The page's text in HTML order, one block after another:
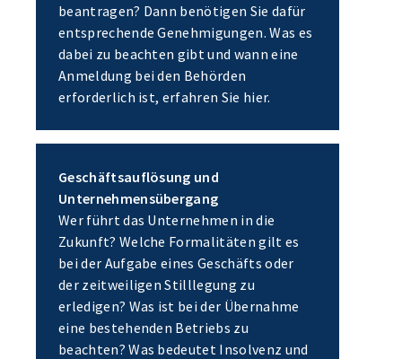
beantragen? Dann benötigen Sie dafür
entsprechende Genehmigungen. Was es
dabei zu beachten gibt und wann eine
Anmeldung bei den Behörden
erforderlich ist, erfahren Sie hier.
Geschäftsauflösung und
Unternehmensübergang
Wer führt das Unternehmen in die
Zukunft? Welche Formalitäten gilt es
bei der Aufgabe eines Geschäfts oder
der zeitweiligen Stilllegung zu
erledigen? Was ist bei der Übernahme
eine bestehenden Betriebs zu
beachten? Was bedeutet Insolvenz und